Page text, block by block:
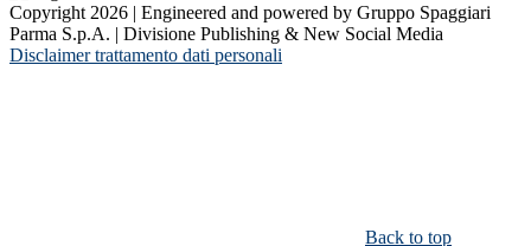
Copyright 2026 | Engineered and powered by Gruppo Spaggiari
Parma S.p.A. | Divisione Publishing & New Social Media
Disclaimer trattamento dati personali
Back to top